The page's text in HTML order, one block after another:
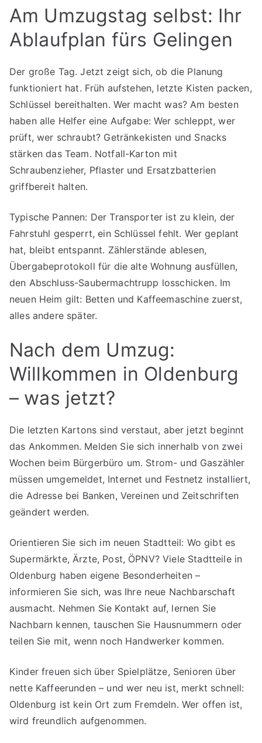
Am Umzugstag selbst: Ihr
Ablaufplan fürs Gelingen
Der große Tag. Jetzt zeigt sich, ob die Planung
funktioniert hat. Früh aufstehen, letzte Kisten packen,
Schlüssel bereithalten. Wer macht was? Am besten
haben alle Helfer eine Aufgabe: Wer schleppt, wer
prüft, wer schraubt? Getränkekisten und Snacks
stärken das Team. Notfall-Karton mit
Schraubenzieher, Pflaster und Ersatzbatterien
griffbereit halten.
Typische Pannen: Der Transporter ist zu klein, der
Fahrstuhl gesperrt, ein Schlüssel fehlt. Wer geplant
hat, bleibt entspannt. Zählerstände ablesen,
Übergabeprotokoll für die alte Wohnung ausfüllen,
den Abschluss-Saubermachtrupp losschicken. Im
neuen Heim gilt: Betten und Kaffeemaschine zuerst,
alles andere später.
Nach dem Umzug:
Willkommen in Oldenburg
– was jetzt?
Die letzten Kartons sind verstaut, aber jetzt beginnt
das Ankommen. Melden Sie sich innerhalb von zwei
Wochen beim Bürgerbüro um. Strom- und Gaszähler
müssen umgemeldet, Internet und Festnetz installiert,
die Adresse bei Banken, Vereinen und Zeitschriften
geändert werden.
Orientieren Sie sich im neuen Stadtteil: Wo gibt es
Supermärkte, Ärzte, Post, ÖPNV? Viele Stadtteile in
Oldenburg haben eigene Besonderheiten –
informieren Sie sich, was Ihre neue Nachbarschaft
ausmacht. Nehmen Sie Kontakt auf, lernen Sie
Nachbarn kennen, tauschen Sie Hausnummern oder
teilen Sie mit, wenn noch Handwerker kommen.
Kinder freuen sich über Spielplätze, Senioren über
nette Kaffeerunden – und wer neu ist, merkt schnell:
Oldenburg ist kein Ort zum Fremdeln. Wer offen ist,
wird freundlich aufgenommen.